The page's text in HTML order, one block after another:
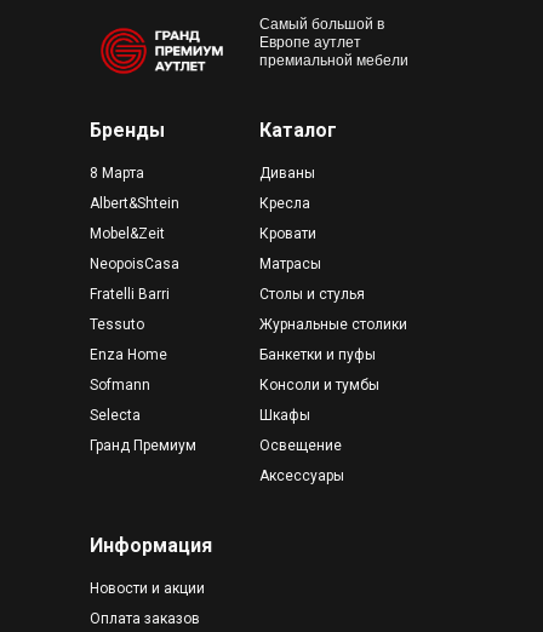
Кресла
Столы и стулья
Матрасы
Шкафы
Освещение
Диваны
Журнальные столики
Банкетки и пуфы
Аксессуары
Консоли и тумбы
Кровати
Самый большой в
Европе аутлет
премиальной мебели
Каталог
Информация
Бренды
Оплата заказов
Mobel&Zeit
Tessuto
8 Марта
Fratelli Barri
Sofmann
Selecta
Enza Home
Albert&Shtein
NeopoisCasa
Новости и акции
Гранд Премиум